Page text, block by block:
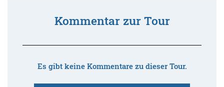
Kommentar zur Tour
Es gibt keine Kommentare zu dieser Tour.